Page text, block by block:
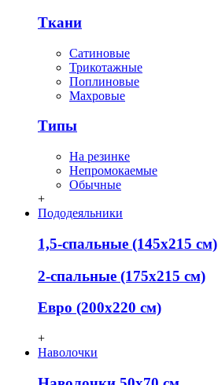
Ткани
Сатиновые
Трикотажные
Поплиновые
Махровые
Типы
На резинке
Непромокаемые
Обычные
+
Пододеяльники
1,5-спальные (145х215 см)
2-спальные (175х215 см)
Евро (200х220 см)
+
Наволочки